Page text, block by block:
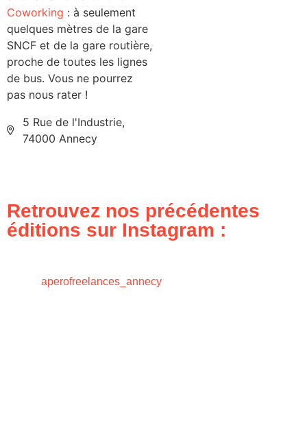
Coworking : à seulement
quelques mètres de la gare
SNCF et de la gare routière,
proche de toutes les lignes
de bus. Vous ne pourrez
pas nous rater !
5 Rue de l'Industrie,
74000 Annecy
Retrouvez nos précédentes
éditions sur Instagram :
aperofreelances_annecy